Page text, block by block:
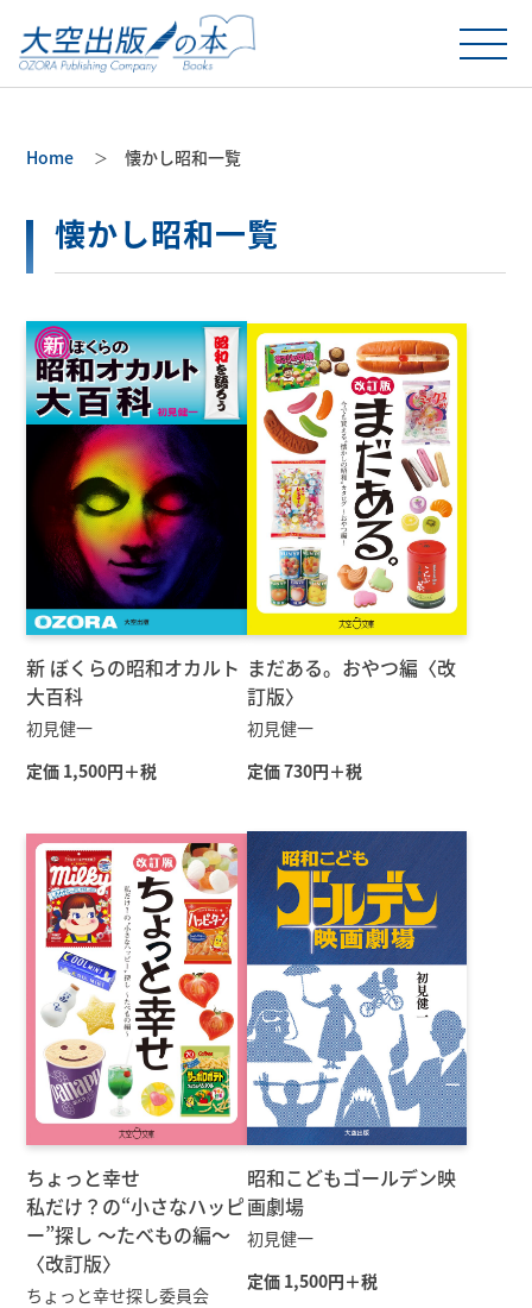
Home 懐かし昭和一覧
懐かし昭和一覧
新 ぼくらの昭和オカルト
大百科
初見健一
定価 1,500円＋税
まだある。おやつ編〈改
訂版〉
初見健一
定価 730円＋税
ちょっと幸せ
私だけ？の“小さなハッピ
ー”探し 〜たべもの編〜
〈改訂版〉
ちょっと幸せ探し委員会
昭和こどもゴールデン映
画劇場
初見健一
定価 1,500円＋税